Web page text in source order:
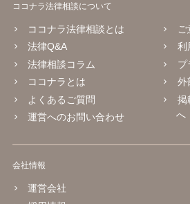
ココナラ法律相談について
ココナラ法律相談とは
法律Q&A
法律相談コラム
ココナラとは
よくあるご質問
運営へのお問い合わせ
利
プ
外
掲
へ
会社情報
運営会社